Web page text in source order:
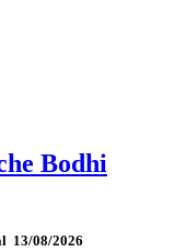
Bodhi
13/08/2026